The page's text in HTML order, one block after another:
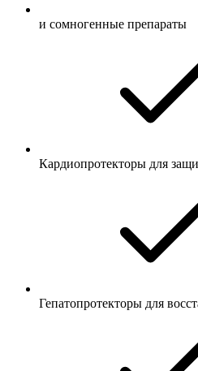
и сомногенные препараты
Кардиопротекторы для
Гепатопротекторы для